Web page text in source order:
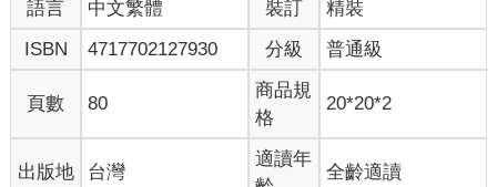
語言 中文繁體 裝訂
精裝
ISBN
4717702127930 分級 普通級
頁數 80
商品規
格
20*20*2
出版地 台灣
適讀年
全齡適讀